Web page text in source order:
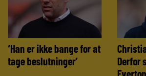
‘Han er ikke bange for at
tage beslutninger’
Derfor
Everton